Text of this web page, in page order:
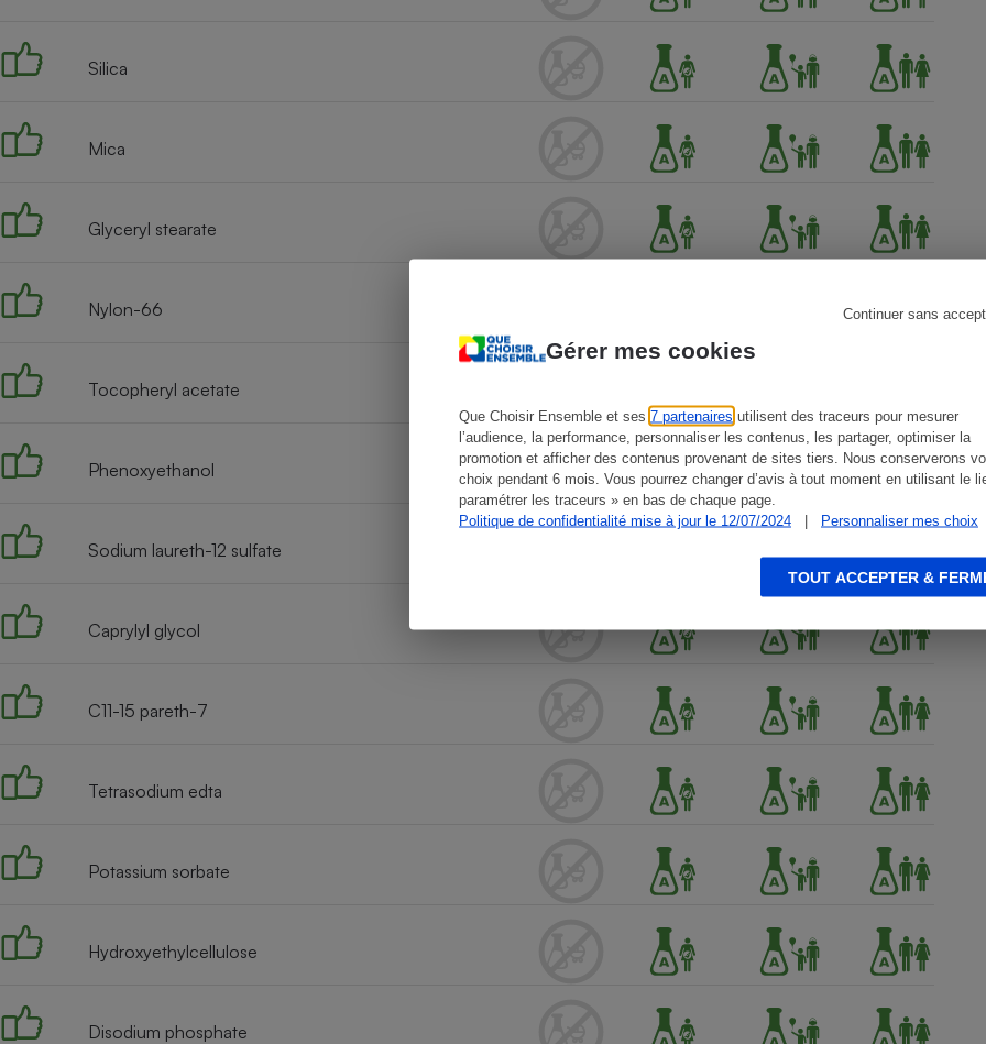
Gérer mes cookies
Que Choisir Ensemble et ses 7 partenaires utilisent des traceurs pour mesurer
l’audience, la performance, personnaliser les contenus, les partager, optimiser la
promotion et afficher des contenus provenant de sites tiers. Nous conserverons
choix pendant 6 mois. Vous pourrez changer d’avis à tout moment en utilisant le
paramétrer les traceurs » en bas de chaque page.
Politique de confidentialité mise à jour le 12/07/2024
| Personnaliser mes choix
Continuer sans
TOUT ACCEPTER &
Silica
Mica
Glyceryl stearate
Nylon-66
Tocopheryl acetate
Phenoxyethanol
Sodium laureth-12 sulfate
Caprylyl glycol
C11-15 pareth-7
Tetrasodium edta
Potassium sorbate
Hydroxyethylcellulose
Disodium phosphate
Réfrigérateur